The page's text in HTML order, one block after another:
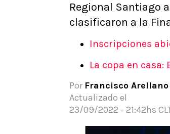
Apuesta del día
Apuestas Mundial 2026
Regional Santiago
clasificaron a la
Inscripciones
La copa en
Por Francisco Arellano
Actualizado el
23/09/2022 - 21:42hs